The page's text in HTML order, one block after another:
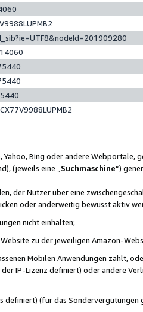
Bing oder andere Webportale,
(jeweils eine „ Suchmaschine“)
der Nutzer über eine
oder anderweitig bewusst aktiv
nicht einhalten;
zu der jeweiligen Amazon-
Mobilen Anwendungen zählt,
IP-Lizenz definiert) oder andere
definiert) (für das Sondervergütungen